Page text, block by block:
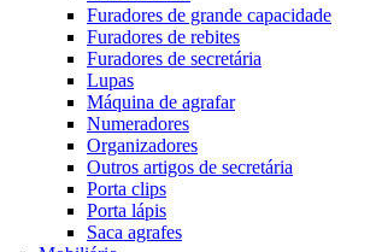
Furadores de grande capacidade
Furadores de rebites
Furadores de secretária
Lupas
Máquina de agrafar
Numeradores
Organizadores
Outros artigos de secretária
Porta clips
Porta lápis
Saca agrafes